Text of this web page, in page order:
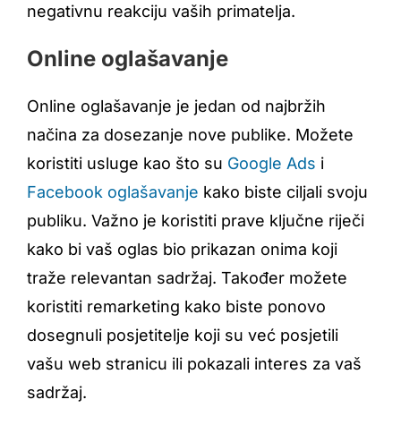
negativnu reakciju vaših primatelja.
Online oglašavanje
Online oglašavanje je jedan od najbržih
načina za dosezanje nove publike. Možete
koristiti usluge kao što su Google Ads i
Facebook oglašavanje kako biste ciljali svoju
publiku. Važno je koristiti prave ključne riječi
kako bi vaš oglas bio prikazan onima koji
traže relevantan sadržaj. Također možete
koristiti remarketing kako biste ponovo
dosegnuli posjetitelje koji su već posjetili
vašu web stranicu ili pokazali interes za vaš
sadržaj.